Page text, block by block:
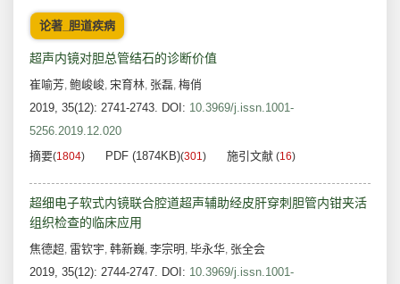
论著_胆道疾病
超声内镜对胆总管结石的诊断价值
崔喻芳, 鲍峻峻, 宋育林, 张磊, 梅俏
2019, 35(12): 2741-2743. DOI: 10.3969/j.issn.1001-
5256.2019.12.020
摘要(1804) PDF (1874KB)(301) 施引文献 (16)
超细电子软式内镜联合腔道超声辅助经皮肝穿刺胆管内钳夹活
组织检查的临床应用
焦德超, 雷钦宇, 韩新巍, 李宗明 , 毕永华, 张全会
2019, 35(12): 2744-2747. DOI: 10.3969/j.issn.1001-